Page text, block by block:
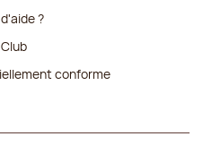
?
conforme